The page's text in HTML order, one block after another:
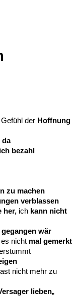
der Hoffnung
da
ich bezahl
zu machen
verblassen
her, ich kann nicht
gegangen wär
nicht mal gemerkt
nicht mehr zu
lieben„